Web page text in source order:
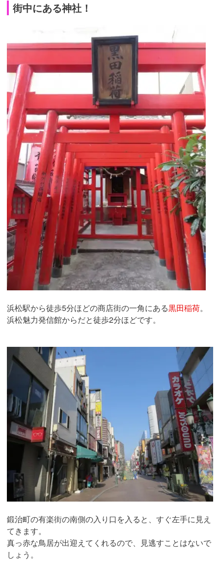
街中にある神社！
浜松駅から徒歩5分ほどの商店街の一角にある黒田稲荷。
浜松魅力発信館からだと徒歩2分ほどです。
鍛治町の有楽街の南側の入り口を入ると、すぐ左手に見え
てきます。
真っ赤な鳥居が出迎えてくれるので、見逃すことはないで
しょう。